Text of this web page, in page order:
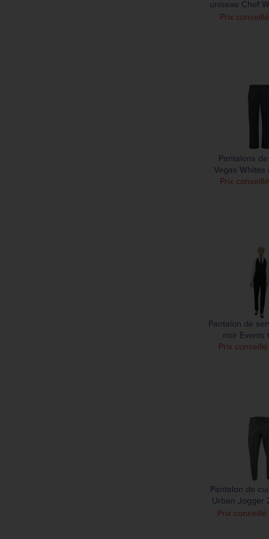
unisexe Chef
Built
Prix
Pantalons
Vegas Whites
Prix
Pantalon de
noir Events
Prix
Pantalon de
Urban Jogger
rayures noires
Prix